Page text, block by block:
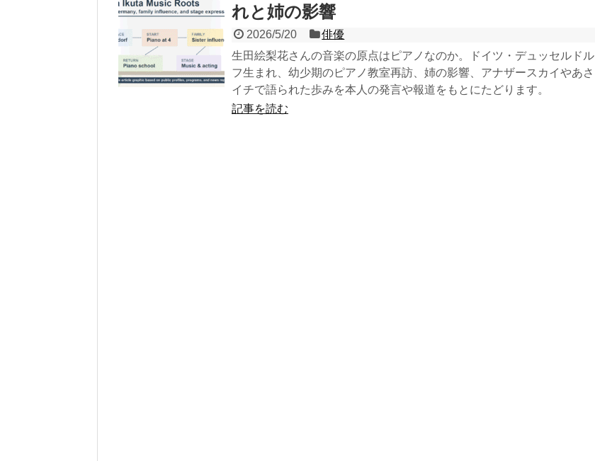
れと姉の影響
2026/5/20
俳優
生田絵梨花さんの音楽の原点はピアノなのか。ドイツ・デュッセルドル
フ生まれ、幼少期のピアノ教室再訪、姉の影響、アナザースカイやあさ
イチで語られた歩みを本人の発言や報道をもとにたどります。
記事を読む